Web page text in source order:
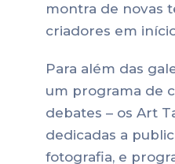
montra de novas
criadores em
Para além das
um programa de
debates – os Art
dedicadas a
fotografia, e